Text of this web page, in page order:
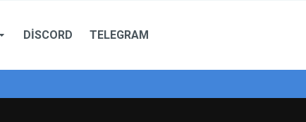
DISCORD TELEGRAM